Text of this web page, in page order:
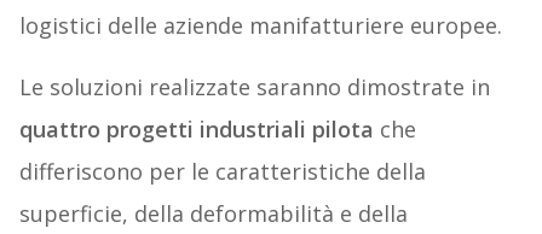
logistici delle aziende manifatturiere europee.
Le soluzioni realizzate saranno dimostrate in
quattro progetti industriali pilota che
differiscono per le caratteristiche della
superficie, della deformabilità e della